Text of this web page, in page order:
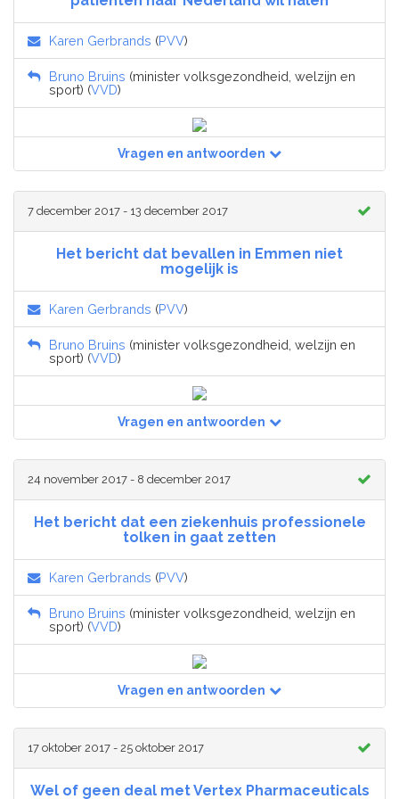
Karen Gerbrands (PVV)
Bruno Bruins (minister volksgezondheid, welzijn en
sport) (VVD)
Vragen en antwoorden
7 december 2017 - 13 december 2017
Het bericht dat bevallen in Emmen niet
mogelijk is
Karen Gerbrands (PVV)
Bruno Bruins (minister volksgezondheid, welzijn en
sport) (VVD)
Vragen en antwoorden
24 november 2017 - 8 december 2017
Het bericht dat een ziekenhuis professionele
tolken in gaat zetten
Karen Gerbrands (PVV)
Bruno Bruins (minister volksgezondheid, welzijn en
sport) (VVD)
Vragen en antwoorden
17 oktober 2017 - 25 oktober 2017
Wel of geen deal met Vertex Pharmaceuticals